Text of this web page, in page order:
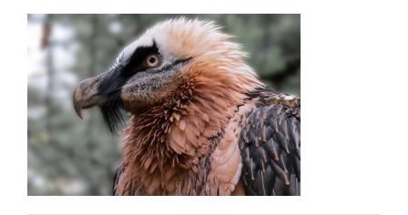
COLABORA
RECURSOS
NOTICIAS